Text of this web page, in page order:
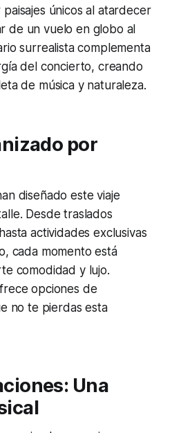
únicos al atardecer
de un vuelo en globo al
surrealista complementa
del concierto, creando
de música y naturaleza.
por
diseñado este viaje
Desde traslados
actividades exclusivas
cada momento está
comodidad y lujo.
opciones de
no te pierdas esta
Una